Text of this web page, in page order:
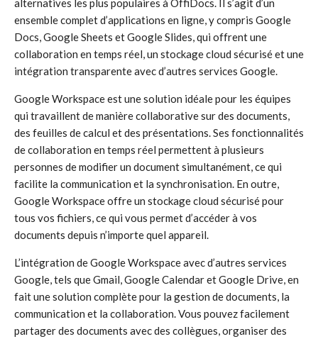
alternatives les plus populaires à OffiDocs. Il s’agit d’un
ensemble complet d’applications en ligne, y compris Google
Docs, Google Sheets et Google Slides, qui offrent une
collaboration en temps réel, un stockage cloud sécurisé et une
intégration transparente avec d’autres services Google.
Google Workspace est une solution idéale pour les équipes
qui travaillent de manière collaborative sur des documents,
des feuilles de calcul et des présentations. Ses fonctionnalités
de collaboration en temps réel permettent à plusieurs
personnes de modifier un document simultanément, ce qui
facilite la communication et la synchronisation. En outre,
Google Workspace offre un stockage cloud sécurisé pour
tous vos fichiers, ce qui vous permet d’accéder à vos
documents depuis n’importe quel appareil.
L’intégration de Google Workspace avec d’autres services
Google, tels que Gmail, Google Calendar et Google Drive, en
fait une solution complète pour la gestion de documents, la
communication et la collaboration. Vous pouvez facilement
partager des documents avec des collègues, organiser des